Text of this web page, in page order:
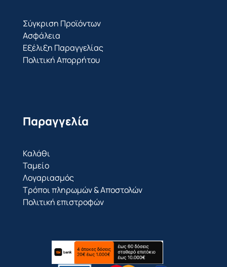
Σύγκριση Προϊόντων
Ασφάλεια
Εξέλιξη Παραγγελίας
Πολιτική Απορρήτου
Παραγγελία
Καλάθι
Ταμείο
Λογαριασμός
Τρόποι πληρωμών & Αποστολών
Πολιτική επιστροφών